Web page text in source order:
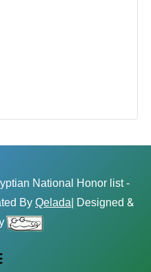
National Honor list -
By Qelada | Designed &